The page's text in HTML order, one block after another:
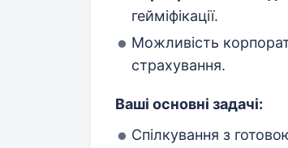
гейміфікації.
Можливість
страхування.
Ваші основні задачі:
Спілкування з